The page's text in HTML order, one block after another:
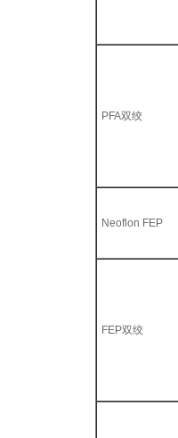
PFA双绞
Neoflon FEP
FEP双绞